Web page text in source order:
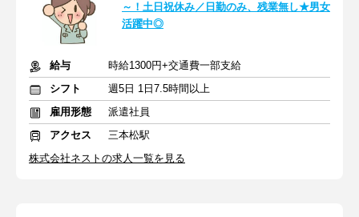
～！土日祝休み／日勤のみ、残業無し★男女
活躍中◎
給与
時給1300円+交通費一部支給
シフト
週5日 1日7.5時間以上
雇用形態
派遣社員
アクセス
三本松駅
株式会社ネストの求人一覧を見る